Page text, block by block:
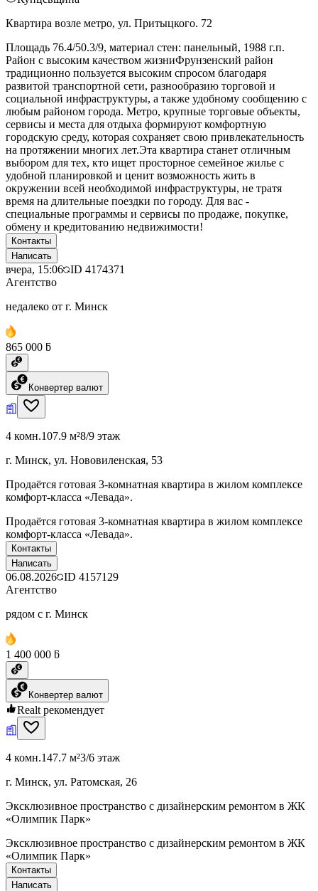
Квартира возле метро, ул. Притыцкого. 72
Площадь 76.4/50.3/9, материал стен: панельный, 1988 г.п.
Район с высоким качеством жизниФрунзенский район
традиционно пользуется высоким спросом благодаря
развитой транспортной сети, разнообразию торговой и
социальной инфраструктуры, а также удобному сообщению с
любым районом города. Метро, крупные торговые объекты,
сервисы и места для отдыха формируют комфортную
городскую среду, которая сохраняет свою привлекательность
на протяжении многих лет.Эта квартира станет отличным
выбором для тех, кто ищет просторное семейное жилье с
удобной планировкой и ценит возможность жить в
окружении всей необходимой инфраструктуры, не тратя
время на длительные поездки по городу. Для вас -
специальные программы и сервисы по продаже, покупке,
обмену и кредитованию недвижимости!
Контакты
Написать
вчера, 15:06 ID 4174371
Агентство
недалеко от г. Минск
865 000 ƃ
Конвертер валют
4 комн.107.9 м²8/9 этаж
г. Минск, ул. Нововиленская, 53
Продаётся готовая 3-комнатная квартира в жилом комплексе
комфорт-класса «Левада».
Продаётся готовая 3-комнатная квартира в жилом комплексе
комфорт-класса «Левада».
Контакты
Написать
06.08.2026 ID 4157129
Агентство
рядом с г. Минск
1 400 000 ƃ
Конвертер валют
Realt рекомендует
4 комн.147.7 м²3/6 этаж
г. Минск, ул. Ратомская, 26
Эксклюзивное пространство с дизайнерским ремонтом в ЖК
«Олимпик Парк»
Эксклюзивное пространство с дизайнерским ремонтом в ЖК
«Олимпик Парк»
Контакты
Написать